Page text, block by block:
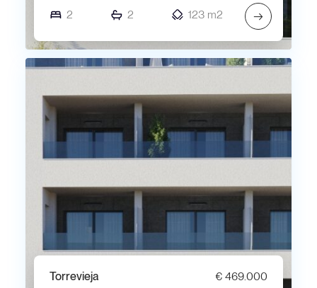
2
2 123 m2 →
Torrevieja
€ 469.000